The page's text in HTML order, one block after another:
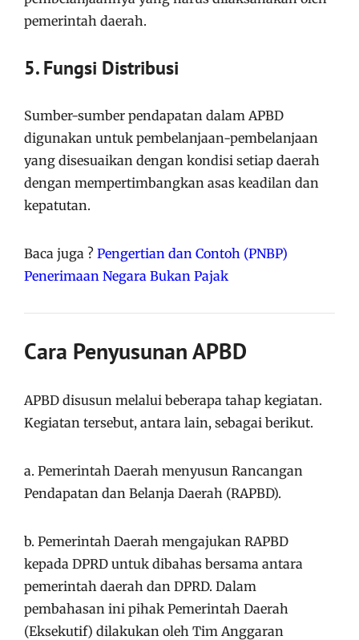
pemerintah daerah.
5. Fungsi Distribusi
Sumber-sumber pendapatan dalam APBD
digunakan untuk pembelanjaan-pembelanjaan
yang disesuaikan dengan kondisi setiap daerah
dengan mempertimbangkan asas keadilan dan
kepatutan.
Baca juga ? Pengertian dan Contoh (PNBP)
Penerimaan Negara Bukan Pajak
Cara Penyusunan APBD
APBD disusun melalui beberapa tahap kegiatan.
Kegiatan tersebut, antara lain, sebagai berikut.
a. Pemerintah Daerah menyusun Rancangan
Pendapatan dan Belanja Daerah (RAPBD).
b. Pemerintah Daerah mengajukan RAPBD
kepada DPRD untuk dibahas bersama antara
pemerintah daerah dan DPRD. Dalam
pembahasan ini pihak Pemerintah Daerah
(Eksekutif) dilakukan oleh Tim Anggaran